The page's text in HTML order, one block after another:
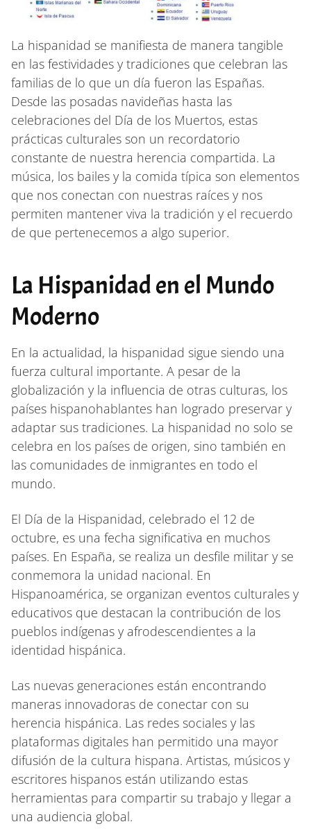
La hispanidad se manifiesta de manera tangible
en las festividades y tradiciones que celebran las
familias de lo que un día fueron las Españas.
Desde las posadas navideñas hasta las
celebraciones del Día de los Muertos, estas
prácticas culturales son un recordatorio
constante de nuestra herencia compartida. La
música, los bailes y la comida típica son elementos
que nos conectan con nuestras raíces y nos
permiten mantener viva la tradición y el recuerdo
de que pertenecemos a algo superior.
La Hispanidad en el Mundo
Moderno
En la actualidad, la hispanidad sigue siendo una
fuerza cultural importante. A pesar de la
globalización y la influencia de otras culturas, los
países hispanohablantes han logrado preservar y
adaptar sus tradiciones. La hispanidad no solo se
celebra en los países de origen, sino también en
las comunidades de inmigrantes en todo el
mundo.
El Día de la Hispanidad, celebrado el 12 de
octubre, es una fecha significativa en muchos
países. En España, se realiza un desfile militar y se
conmemora la unidad nacional. En
Hispanoamérica, se organizan eventos culturales y
educativos que destacan la contribución de los
pueblos indígenas y afrodescendientes a la
identidad hispánica.
Las nuevas generaciones están encontrando
maneras innovadoras de conectar con su
herencia hispánica. Las redes sociales y las
plataformas digitales han permitido una mayor
difusión de la cultura hispana. Artistas, músicos y
escritores hispanos están utilizando estas
herramientas para compartir su trabajo y llegar a
una audiencia global.